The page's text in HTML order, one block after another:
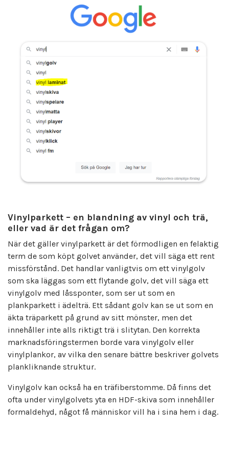
Vinylparkett – en blandning av vinyl och trä,
eller vad är det frågan om?
När det gäller vinylparkett är det förmodligen en felaktig
term de som köpt golvet använder, det vill säga ett rent
missförstånd. Det handlar vanligtvis om ett vinylgolv
som ska läggas som ett flytande golv, det vill säga ett
vinylgolv med låssponter, som ser ut som en
plankparkett i ädelträ. Ett sådant golv kan se ut som en
äkta träparkett på grund av sitt mönster, men det
innehåller inte alls riktigt trä i slitytan. Den korrekta
marknadsföringstermen borde vara vinylgolv eller
vinylplankor, av vilka den senare bättre beskriver golvets
plankliknande struktur.
Vinylgolv kan också ha en träfiberstomme. Då finns det
ofta under vinylgolvets yta en HDF-skiva som innehåller
formaldehyd, något få människor vill ha i sina hem i dag.